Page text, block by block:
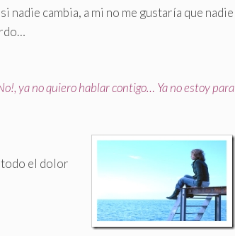
nadie cambia, a mi no me gustaría que nadie
ya no quiero hablar contigo… Ya no estoy para
todo el dolor